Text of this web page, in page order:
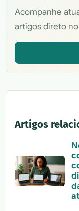
Acompanhe
artigos direto
Artigos